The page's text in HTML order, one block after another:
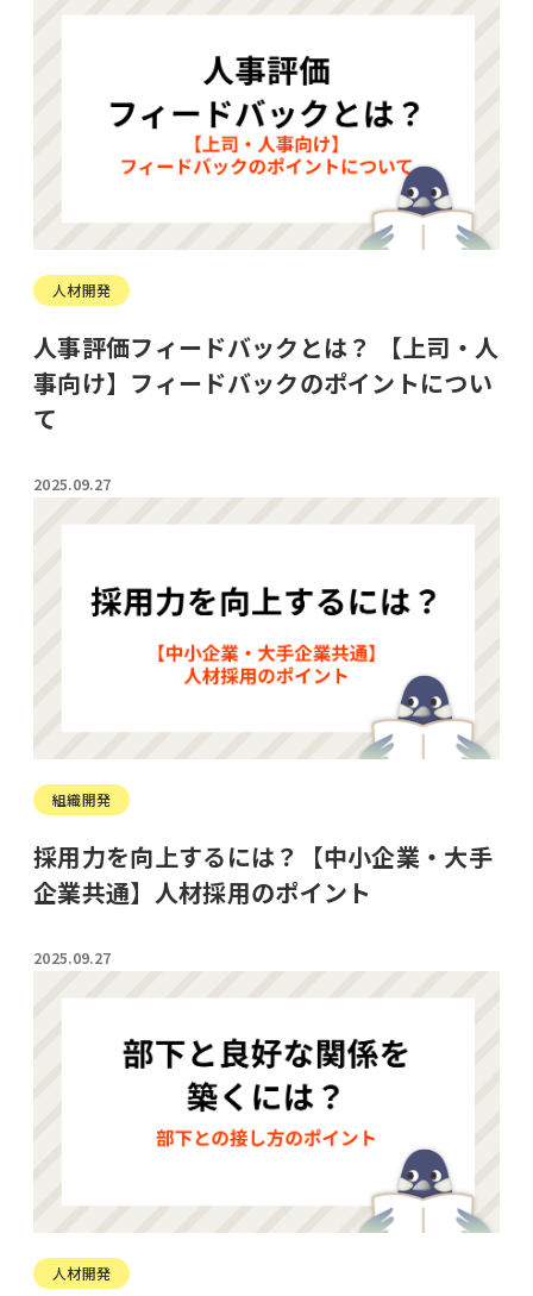
人材開発
人事評価フィードバックとは？ 【上司・人
事向け】フィードバックのポイントについ
て
2025.09.27
組織開発
採用力を向上するには？【中小企業・大手
企業共通】人材採用のポイント
2025.09.27
人材開発